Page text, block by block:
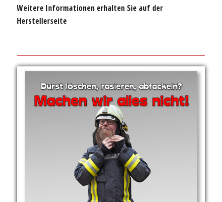
Weitere Informationen erhalten Sie auf der
Herstellerseite